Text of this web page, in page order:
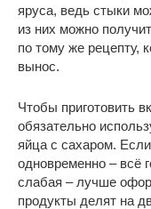
яруса, ведь стыки
из них можно
по тому же рецепту,
вынос.
Чтобы приготовить
обязательно
яйца с сахаром.
одновременно – всё
слабая – лучше
продукты делят на